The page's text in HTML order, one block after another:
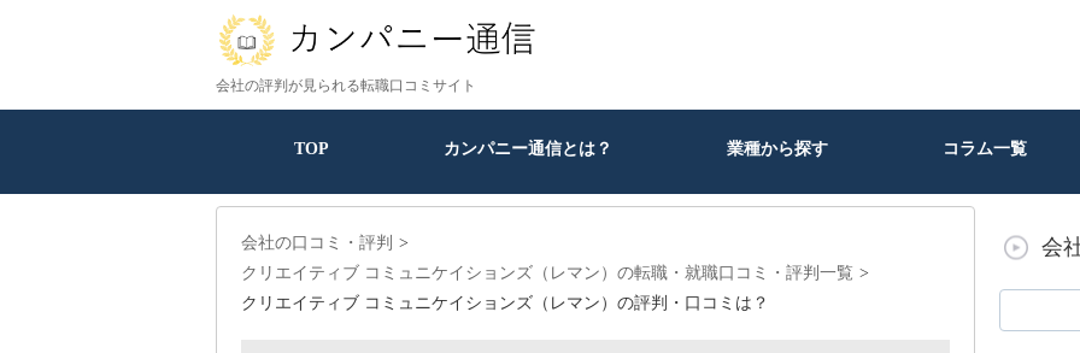
会社の評判が見られる転職口コミサイト
TOP カンパニー通信とは？ 業種から探す コラム一覧
会社の口コミ・評判
クリエイティブ コミュニケイションズ（レマン）の転職・就職口コミ・評判一覧
クリエイティブ コミュニケイションズ（レマン）の評判・口コミは？
会